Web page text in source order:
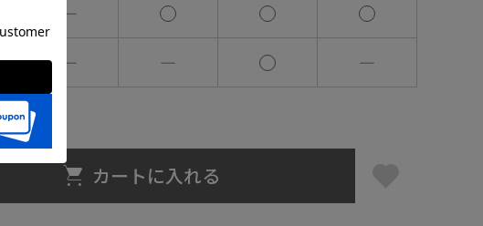
―
― ― ―
安：80
カートに入れる